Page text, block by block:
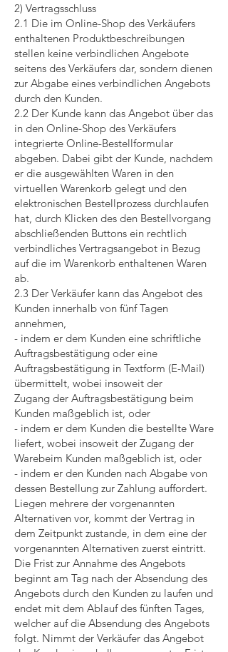
2) Vertragsschluss
2.1 Die im Online-Shop des Verkäufers
enthaltenen Produktbeschreibungen
stellen keine verbindlichen Angebote
seitens des Verkäufers dar, sondern dienen
zur Abgabe eines verbindlichen Angebots
durch den Kunden.
2.2 Der Kunde kann das Angebot über das
in den Online-Shop des Verkäufers
integrierte Online-Bestellformular
abgeben. Dabei gibt der Kunde, nachdem
er die ausgewählten Waren in den
virtuellen Warenkorb gelegt und den
elektronischen Bestellprozess durchlaufen
hat, durch Klicken des den Bestellvorgang
abschließenden Buttons ein rechtlich
verbindliches Vertragsangebot in Bezug
auf die im Warenkorb enthaltenen Waren
ab.
2.3 Der Verkäufer kann das Angebot des
Kunden innerhalb von fünf Tagen
annehmen,
- indem er dem Kunden eine schriftliche
Auftragsbestätigung oder eine
Auftragsbestätigung in Textform (E-Mail)
übermittelt, wobei insoweit der
Zugang der Auftragsbestätigung beim
Kunden maßgeblich ist, oder
- indem er dem Kunden die bestellte Ware
liefert, wobei insoweit der Zugang der
Warebeim Kunden maßgeblich ist, oder
- indem er den Kunden nach Abgabe von
dessen Bestellung zur Zahlung auffordert.
Liegen mehrere der vorgenannten
Alternativen vor, kommt der Vertrag in
dem Zeitpunkt zustande, in dem eine der
vorgenannten Alternativen zuerst eintritt.
Die Frist zur Annahme des Angebots
beginnt am Tag nach der Absendung des
Angebots durch den Kunden zu laufen und
endet mit dem Ablauf des fünften Tages,
welcher auf die Absendung des Angebots
folgt. Nimmt der Verkäufer das Angebot